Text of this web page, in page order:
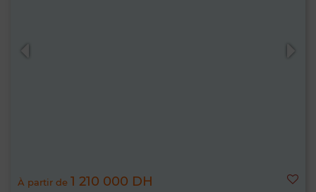
À partir de 1 210 000 DH